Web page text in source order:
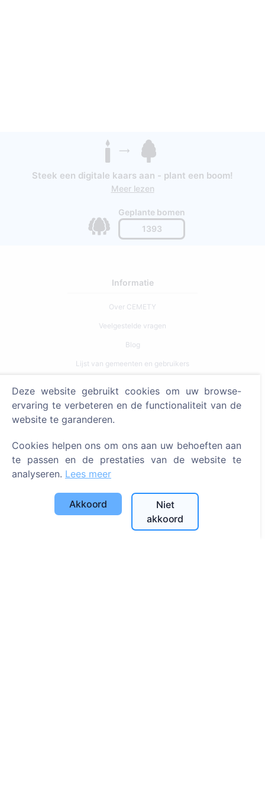
Steek een digitale kaars aan - plant een boom!
Meer lezen
Geplante bomen
1393
Informatie
Over CEMETY
Veelgestelde vragen
Blog
Lijst van gemeenten en gebruikers
Betalingsbeleid
Cookie-instellingen
Zoeken
Diensten
Deze website gebruikt cookies om uw browse-
ervaring te verbeteren en de functionaliteit van de
website te garanderen.
Cookies helpen ons om ons aan uw behoeften aan
te passen en de prestaties van de website te
analyseren. Lees meer
Akkoord
Niet
akkoord